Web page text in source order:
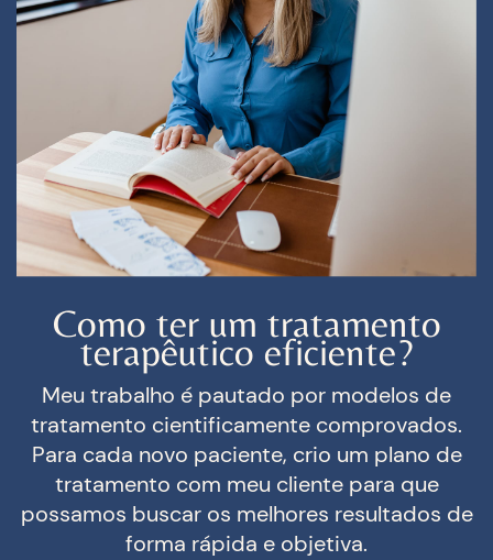
Como ter um tratamento
terapêutico eficiente?
Meu trabalho é pautado por modelos de
tratamento cientificamente comprovados.
Para cada novo paciente, crio um plano de
tratamento com meu cliente para que
possamos buscar os melhores resultados de
forma rápida e objetiva.